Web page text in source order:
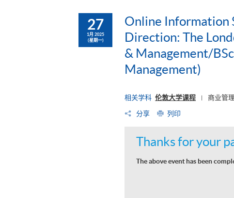
27
1月 2025
(星期一)
Online Information
Direction: The
& Management/
Management)
相关学科 伦敦大学课程 商业管
分享 列印
Thanks for your
The above event has been